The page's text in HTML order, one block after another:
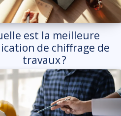
est la meilleure
de chiffrage de
travaux ?